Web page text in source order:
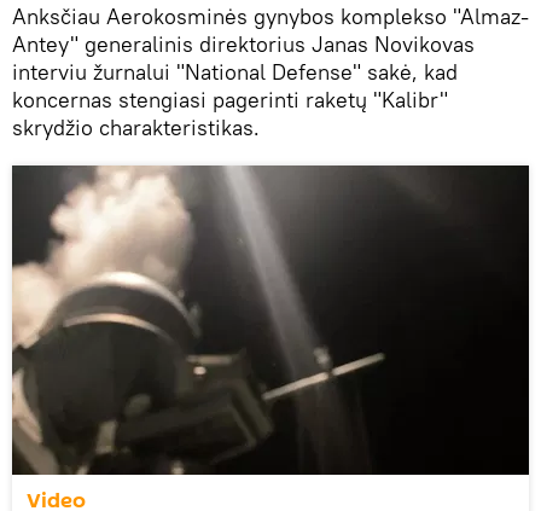
Anksčiau Aerokosminės gynybos komplekso "Almaz-
Antey" generalinis direktorius Janas Novikovas
interviu žurnalui "National Defense" sakė, kad
koncernas stengiasi pagerinti raketų "Kalibr"
skrydžio charakteristikas.
Video